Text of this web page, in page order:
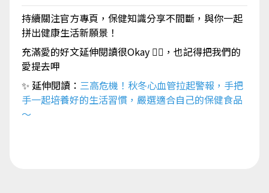
持續關注官方專頁，保健知識分享不間斷，與你一起
拼出健康生活新願景！
充滿愛的好文延伸閱讀很Okay 👌🏼，也記得把我們的
愛提去呷
✨ 延伸閱讀： 三高危機！秋冬心血管拉起警報，手把
手一起培養好的生活習慣，嚴選適合自己的保健食品
～